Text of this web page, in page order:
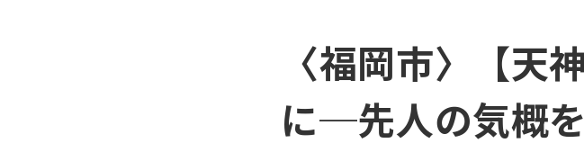
〈福岡市〉【天
に─先人の気概